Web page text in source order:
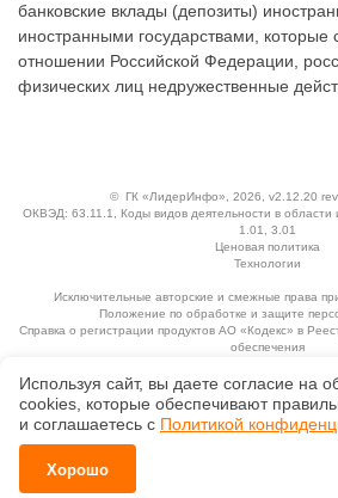
банковские вклады (депозиты)
иностранными государствами, которые
отношении Российской Федерации,
физических лиц недружественные
© ГК «ЛидерИнфо» , 2026, v2.12.20
ОКВЭД: 63.11.1, Коды видов деятельности в
1.01, 3.01
Ценовая политика
Технологии
Исключительные авторские и смежные права
Положение по обработке и защите
Справка о регистрации продуктов АО «Кодекс» в
обеспечения
Используя сайт, вы даете согласие на
сооkiеs, которые обеспечивают
и соглашаетесь с Политикой
Хорошо